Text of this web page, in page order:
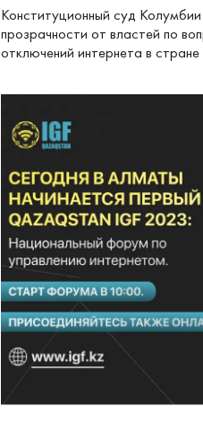
Конституционный суд
прозрачности от властей по
отключений интернета в стране